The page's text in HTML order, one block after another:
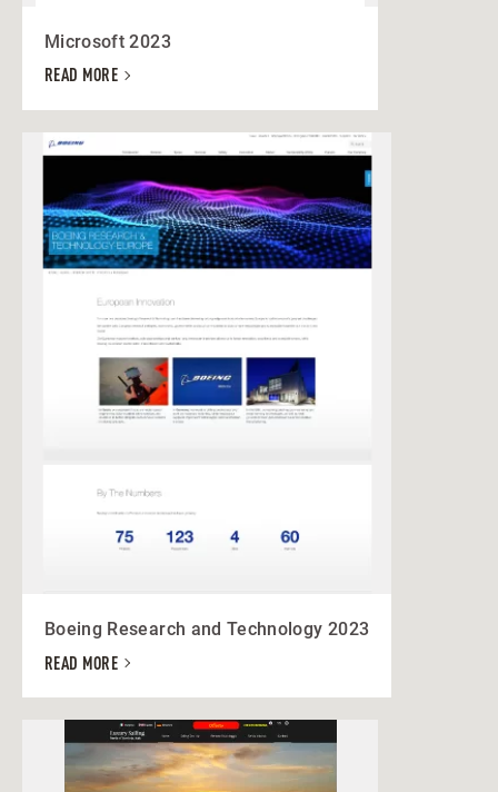
Microsoft 2023
READ MORE
Boeing Research and Technology 2023
READ MORE